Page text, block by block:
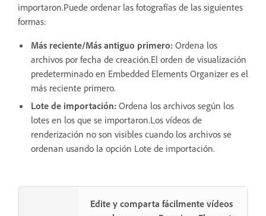
importaron.Puede ordenar las fotografías de las siguientes
formas:
Más reciente/Más antiguo primero: Ordena los
archivos por fecha de creación.El orden de visualización
predeterminado en Embedded Elements Organizer es el
más reciente primero.
Lote de importación: Ordena los archivos según los
lotes en los que se importaron.Los vídeos de
renderización no son visibles cuando los archivos se
ordenan usando la opción Lote de importación.
Edite y comparta fácilmente vídeos